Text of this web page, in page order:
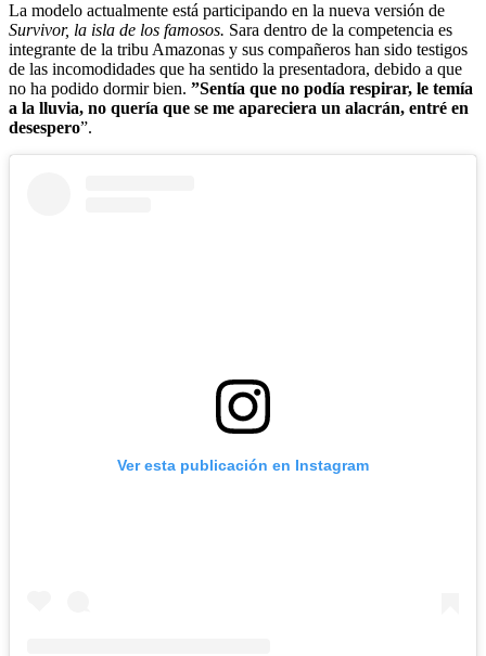
La modelo actualmente está participando en la nueva versión de
Survivor, la isla de los famosos. Sara dentro de la competencia es
integrante de la tribu Amazonas y sus compañeros han sido testigos
de las incomodidades que ha sentido la presentadora, debido a que
no ha podido dormir bien. ”Sentía que no podía respirar, le temía
a la lluvia, no quería que se me apareciera un alacrán, entré en
desespero”.
Ver esta publicación en Instagram